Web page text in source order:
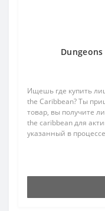
Ищешь где купить
the Caribbean? Ты
товар, вы получите
the caribbean для
указанный в